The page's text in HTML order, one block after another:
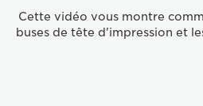
Cette vidéo vous montre
buses de tête d'impression et